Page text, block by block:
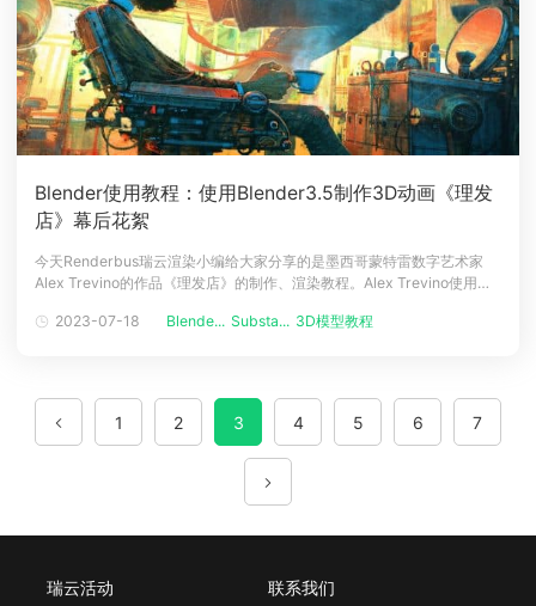
Blender使用教程：使用Blender3.5制作3D动画《理发
店》幕后花絮
今天Renderbus瑞云渲染小编给大家分享的是墨西哥蒙特雷数字艺术家
Alex Trevino的作品《理发店》的制作、渲染教程。Alex Trevino使用了
在使用Blender 3.5和Adob​​e Substance 3D软件创建3D动漫作
2023-07-18 Blende... Substa... 3D模型教程
1 2 3 4 5 6 7
瑞云活动 联系我们